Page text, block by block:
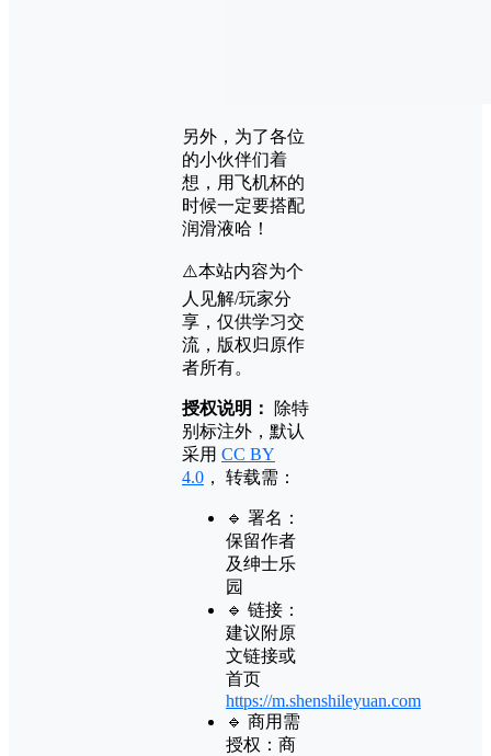
另外，为了各位
的小伙伴们着
想，用飞机杯的
时候一定要搭配
润滑液哈！
⚠️本站内容为个
人见解/玩家分
享，仅供学习交
流，版权归原作
者所有。
授权说明：
除特
别标注外，默认
采用 CC BY
4.0 ， 转载需：
🔹 署名：
保留作者
及绅士乐
园
🔹 链接：
建议附原
文链接或
首页
https://m.shenshileyuan.com
🔹 商用需
授权：商